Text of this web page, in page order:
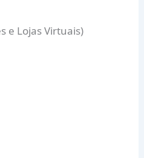
e Lojas Virtuais)